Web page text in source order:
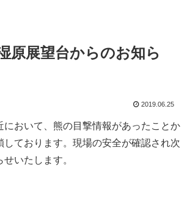
原展望台からのお知ら
2019.06.25
において、熊の目撃情報があったことか
しております。現場の安全が確認され次
いたします。